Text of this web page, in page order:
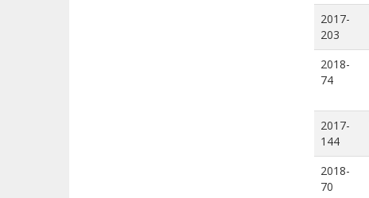
2017-
203
2018-
74
2017-
144
2018-
70